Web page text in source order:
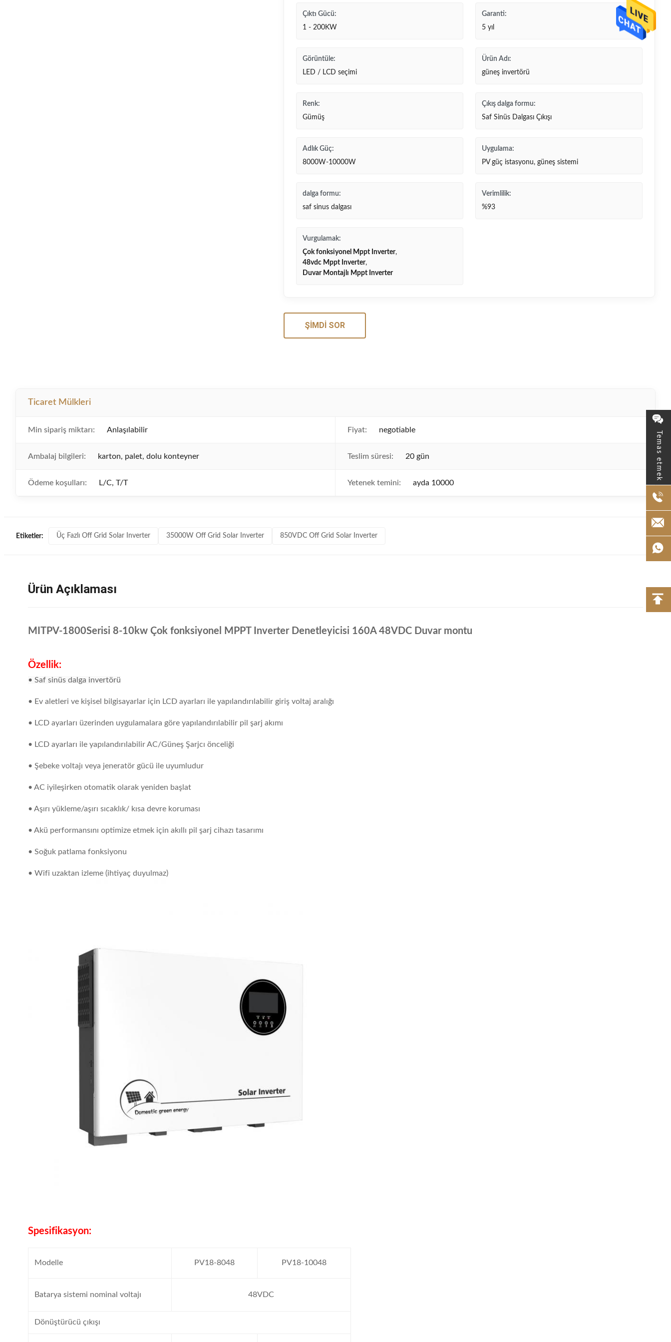
Temas etmek
Çıktı Gücü:
1 - 200KW
Garanti:
5 yıl
Görüntüle:
LED / LCD seçimi
Ürün Adı:
güneş invertörü
Renk:
Gümüş
Çıkış dalga formu:
Saf Sinüs Dalgası Çıkışı
Adlık Güç:
8000W-10000W
Uygulama:
PV güç istasyonu, güneş sistemi
dalga formu:
saf sinus dalgası
Verimlilik:
%93
Vurgulamak:
Çok fonksiyonel Mppt Inverter,
48vdc Mppt Inverter,
Duvar Montajlı Mppt Inverter
ŞIMDI SOR
Ticaret Mülkleri
Min sipariş miktarı: Anlaşılabilir Fiyat: negotiable
Ambalaj bilgileri: karton, palet, dolu konteyner Teslim süresi: 20 gün
Ödeme koşulları: L/C, T/T Yetenek temini: ayda 10000
Etiketler: Üç Fazlı Off Grid Solar Inverter 35000W Off Grid Solar Inverter 850VDC Off Grid Solar Inverter
Ürün Açıklaması
MITPV-1800Serisi 8-10kw Çok fonksiyonel MPPT Inverter Denetleyicisi 160A 48VDC Duvar montu
Özellik:
• Saf sinüs dalga invertörü
• Ev aletleri ve kişisel bilgisayarlar için LCD ayarları ile yapılandırılabilir giriş voltaj aralığı
• LCD ayarları üzerinden uygulamalara göre yapılandırılabilir pil şarj akımı
• LCD ayarları ile yapılandırılabilir AC/Güneş Şarjcı önceliği
• Şebeke voltajı veya jeneratör gücü ile uyumludur
• AC iyileşirken otomatik olarak yeniden başlat
• Aşırı yükleme/aşırı sıcaklık/ kısa devre koruması
• Akü performansını optimize etmek için akıllı pil şarj cihazı tasarımı
• Soğuk patlama fonksiyonu
• Wifi uzaktan izleme (ihtiyaç duyulmaz)
Spesifikasyon:
Modelle PV18-8048 PV18-10048
Batarya sistemi nominal voltajı 48VDC
Dönüştürücü çıkışı